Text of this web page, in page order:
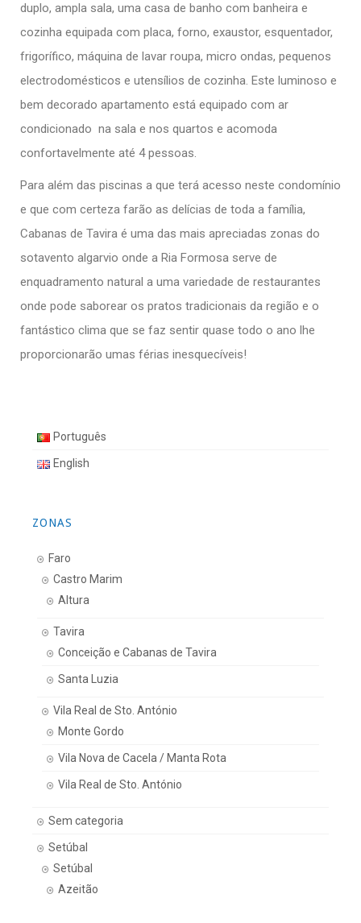
duplo, ampla sala, uma casa de banho com banheira e
cozinha equipada com placa, forno, exaustor, esquentador,
frigorífico, máquina de lavar roupa, micro ondas, pequenos
electrodomésticos e utensílios de cozinha. Este luminoso e
bem decorado apartamento está equipado com ar
condicionado na sala e nos quartos e acomoda
confortavelmente até 4 pessoas.
Para além das piscinas a que terá acesso neste condomínio
e que com certeza farão as delícias de toda a família,
Cabanas de Tavira é uma das mais apreciadas zonas do
sotavento algarvio onde a Ria Formosa serve de
enquadramento natural a uma variedade de restaurantes
onde pode saborear os pratos tradicionais da região e o
fantástico clima que se faz sentir quase todo o ano lhe
proporcionarão umas férias inesquecíveis!
Português
English
ZONAS
Faro
Castro Marim
Altura
Tavira
Conceição e Cabanas de Tavira
Santa Luzia
Vila Real de Sto. António
Monte Gordo
Vila Nova de Cacela / Manta Rota
Vila Real de Sto. António
Sem categoria
Setúbal
Setúbal
Azeitão